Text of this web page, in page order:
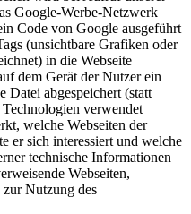
Google-Werbe-Netzwerk
Code von Google ausgeführt
(unsichtbare Grafiken oder
in die Webseite
dem Gerät der Nutzer ein
Datei abgespeichert (statt
verwendet
welche Webseiten der
er sich interessiert und welche
technische Informationen
Webseiten,
Nutzung des